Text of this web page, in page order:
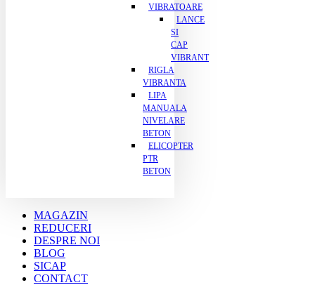
VIBRATOARE
LANCE
SI
CAP
VIBRANT
RIGLA
VIBRANTA
LIPA
MANUALA
NIVELARE
BETON
ELICOPTER
PTR
BETON
MAGAZIN
REDUCERI
DESPRE NOI
BLOG
SICAP
CONTACT